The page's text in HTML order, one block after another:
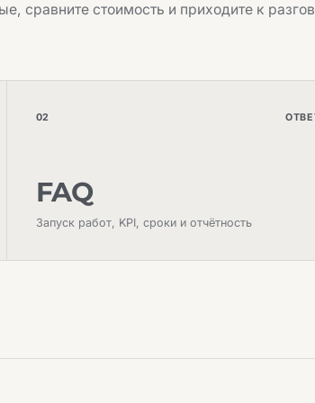
сравните стоимость и приходите к
02
FAQ
Запуск работ, KPI, сроки и отчётность